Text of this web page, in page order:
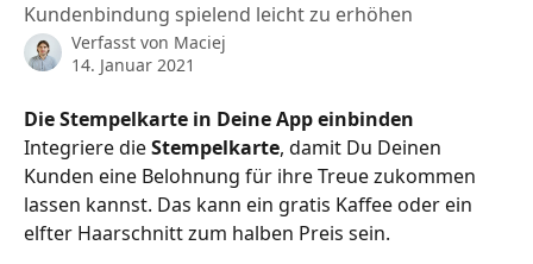
Kundenbindung spielend leicht zu erhöhen
Verfasst von Maciej
14. Januar 2021
Die Stempelkarte in Deine App einbinden
Integriere die Stempelkarte, damit Du Deinen
Kunden eine Belohnung für ihre Treue zukommen
lassen kannst. Das kann ein gratis Kaffee oder ein
elfter Haarschnitt zum halben Preis sein.